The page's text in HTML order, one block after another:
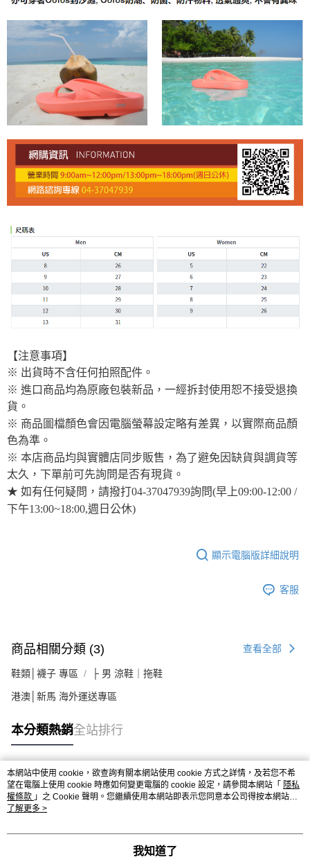
【注意事項】
※ 出貨時不含任何拍照配件。
※ 進口商品均為原廠包裝新品，一經拆封使用恕不接受退換
貨。
※ 商品圖檔顏色會因電腦螢幕設定略有差異，以實際商品顏
色為準。
※ 本店商品均與實體店同步販售，為了避免因缺貨與調貨等
太久，下單前可先詢問是否有現貨。
★ 如有任何疑問，請撥打04-37047939詢問(早上09:00-12:00 /
下午13:00~18:00,週日公休)
顯示電腦版詳細說明
客服
商品相關分類 (3) 查看全部
鞋類│襪子 專區 ├ 男 涼鞋｜拖鞋
港澳│新馬 海外運送專區
本分類熱銷全站排行
熱門標籤
本網站中使用 cookie，欲查詢有關本網站使用 cookie 方式之詳情，及若您不希
望在電腦上使用 cookie 時應如何變更電腦的 cookie 設定，請參閱本網站「 隱私
權條款 」之 Cookie 聲明。您繼續使用本網站即表示您同意本公司得按本網站使
用條款之 Cookie 聲明使用 cookie。
了解更多 >
我知道了